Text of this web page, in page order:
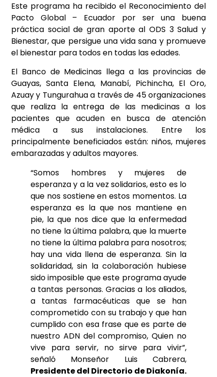
Este programa ha recibido el Reconocimiento del
Pacto Global – Ecuador por ser una buena
práctica social de gran aporte al ODS 3 Salud y
Bienestar, que persigue una vida sana y promueve
el bienestar para todos en todas las edades.
El Banco de Medicinas llega a las provincias de
Guayas, Santa Elena, Manabí, Pichincha, El Oro,
Azuay y Tungurahua a través de 45 organizaciones
que realiza la entrega de las medicinas a los
pacientes que acuden en busca de atención
médica a sus instalaciones. Entre los
principalmente beneficiados están: niños, mujeres
embarazadas y adultos mayores.
“Somos hombres y mujeres de
esperanza y a la vez solidarios, esto es lo
que nos sostiene en estos momentos. La
esperanza es la que nos mantiene en
pie, la que nos dice que la enfermedad
no tiene la última palabra, que la muerte
no tiene la última palabra para nosotros;
hay una vida llena de esperanza. Sin la
solidaridad, sin la colaboración hubiese
sido imposible que este programa ayude
a tantas personas. Gracias a los aliados,
a tantas farmacéuticas que se han
comprometido con su trabajo y que han
cumplido con esa frase que es parte de
nuestro ADN del compromiso, Quien no
vive para servir, no sirve para vivir”,
señaló Monseñor Luis Cabrera,
Presidente del Directorio de Diakonía.